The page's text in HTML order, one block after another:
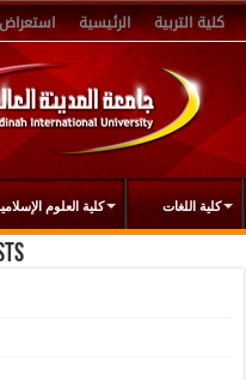
الرئيسية كلية التربية
كلية العلوم كلية اللغات